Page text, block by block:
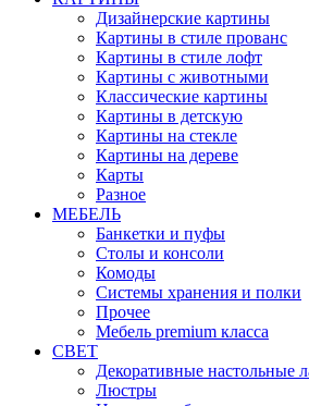
Дизайнерские картины
Картины в стиле прованс
Картины в стиле лофт
Картины с животными
Классические картины
Картины в детскую
Картины на стекле
Картины на дереве
Карты
Разное
МЕБЕЛЬ
Банкетки и пуфы
Столы и консоли
Комоды
Системы хранения и полки
Прочее
Мебель premium класса
СВЕТ
Декоративные настольные
Люстры